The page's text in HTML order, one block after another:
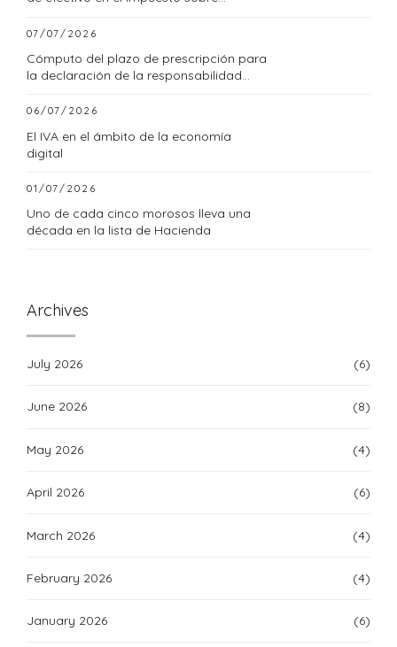
07/07/2026
Cómputo del plazo de prescripción para
la declaración de la responsabilidad
06/07/2026
El IVA en el ámbito de la economía
digital
01/07/2026
Uno de cada cinco morosos lleva una
década en la lista de Hacienda
Archives
July 2026 (6)
June 2026 (8)
May 2026 (4)
April 2026 (6)
March 2026 (4)
February 2026 (4)
January 2026 (6)